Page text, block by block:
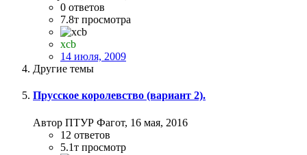
0 ответов
7.8т просмотра
xcb
14 июля, 2009
Другие темы
Прусское королевство (вариант 2).
Автор ПТУР Фагот, 16 мая, 2016
12 ответов
5.1т просмотр